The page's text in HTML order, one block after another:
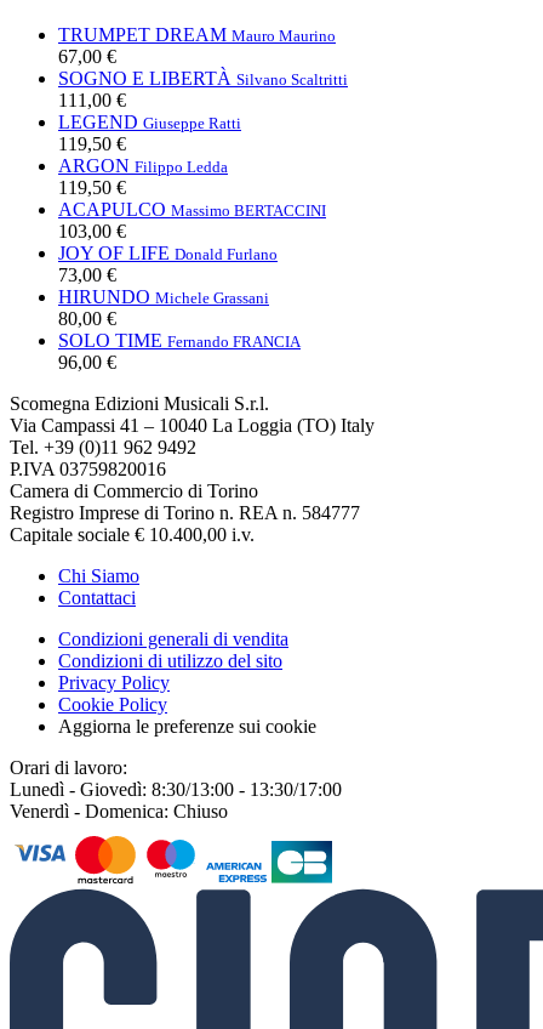
TRUMPET DREAM Mauro Maurino
67,00 €
SOGNO E LIBERTÀ Silvano Scaltritti
111,00 €
LEGEND Giuseppe Ratti
119,50 €
ARGON Filippo Ledda
119,50 €
ACAPULCO Massimo BERTACCINI
103,00 €
JOY OF LIFE Donald Furlano
73,00 €
HIRUNDO Michele Grassani
80,00 €
SOLO TIME Fernando FRANCIA
96,00 €
Scomegna Edizioni Musicali S.r.l.
Via Campassi 41 – 10040 La Loggia (TO) Italy
Tel. +39 (0)11 962 9492
P.IVA 03759820016
Camera di Commercio di Torino
Registro Imprese di Torino n. REA n. 584777
Capitale sociale € 10.400,00 i.v.
Chi Siamo
Contattaci
Condizioni generali di vendita
Condizioni di utilizzo del sito
Privacy Policy
Cookie Policy
Aggiorna le preferenze sui cookie
Orari di lavoro:
Lunedì - Giovedì: 8:30/13:00 - 13:30/17:00
Venerdì - Domenica: Chiuso